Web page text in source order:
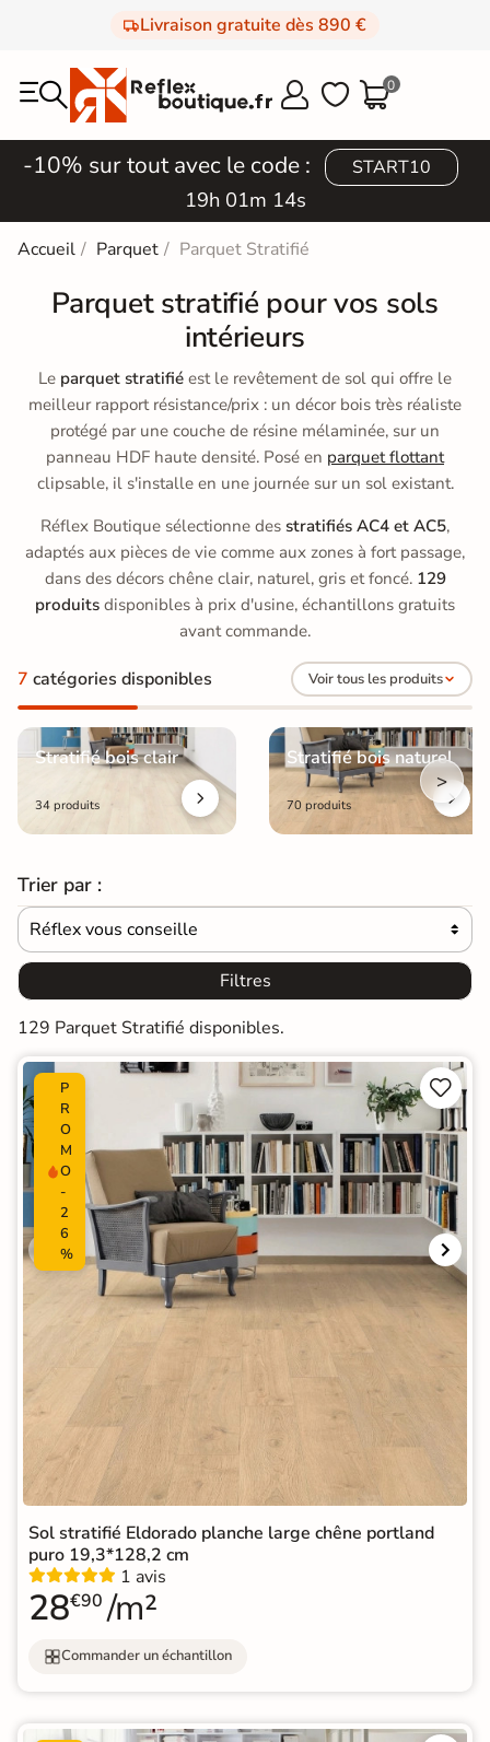
Livraison gratuite dès 890 €
  0
-10% sur tout avec le code : START10
19h 01m 11s
Accueil Parquet Parquet Stratifié
Parquet stratifié pour vos sols
intérieurs
Le parquet stratifié est le revêtement de sol qui offre le
meilleur rapport résistance/prix : un décor bois très réaliste
protégé par une couche de résine mélaminée, sur un
panneau HDF haute densité. Posé en parquet flottant
clipsable, il s'installe en une journée sur un sol existant.
Réflex Boutique sélectionne des stratifiés AC4 et AC5,
adaptés aux pièces de vie comme aux zones à fort passage,
dans des décors chêne clair, naturel, gris et foncé. 129
produits disponibles à prix d'usine, échantillons gratuits
avant commande.
7 catégories disponibles Voir tous les produits
Stratifié bois clair
34 produits
Stratifié bois naturel
70 produits
>
Trier par :
Réflex vous conseille 
Filtres
129 Parquet Stratifié disponibles.
P
R
O
M
O
-
2
6
%


Sol stratifié Eldorado planche large chêne portland
puro 19,3*128,2 cm
1 avis
28€90 /m²
Commander un échantillon